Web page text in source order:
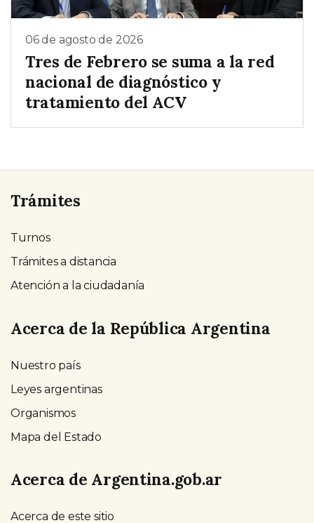
06 de agosto de 2026
Tres de Febrero se suma a la red
nacional de diagnóstico y
tratamiento del ACV
Trámites
Turnos
Trámites a distancia
Atención a la ciudadanía
Acerca de la República Argentina
Nuestro país
Leyes argentinas
Organismos
Mapa del Estado
Acerca de Argentina.gob.ar
Acerca de este sitio